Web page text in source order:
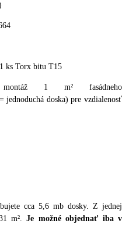
1 ks Torx bitu T15
1 m² fasádneho
doska) pre vzdialenosť
cca 5,6 mb dosky. Z jednej
m².Je možné objednať iba v